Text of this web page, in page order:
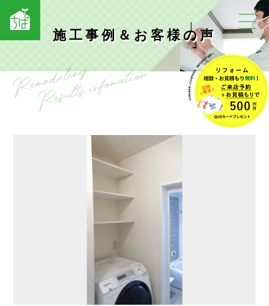
施工事例＆お客様の声